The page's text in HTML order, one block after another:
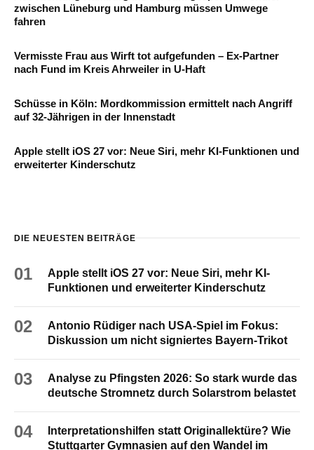
zwischen Lüneburg und Hamburg müssen Umwege
fahren
Vermisste Frau aus Wirft tot aufgefunden – Ex-Partner
nach Fund im Kreis Ahrweiler in U-Haft
Schüsse in Köln: Mordkommission ermittelt nach Angriff
auf 32-Jährigen in der Innenstadt
Apple stellt iOS 27 vor: Neue Siri, mehr KI-Funktionen und
erweiterter Kinderschutz
DIE NEUESTEN BEITRÄGE
01
Apple stellt iOS 27 vor: Neue Siri, mehr KI-
Funktionen und erweiterter Kinderschutz
02
Antonio Rüdiger nach USA-Spiel im Fokus:
Diskussion um nicht signiertes Bayern-Trikot
03
Analyse zu Pfingsten 2026: So stark wurde das
deutsche Stromnetz durch Solarstrom belastet
04
Interpretationshilfen statt Originallektüre? Wie
Stuttgarter Gymnasien auf den Wandel im